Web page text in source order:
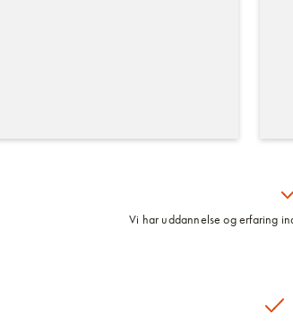
Vi har uddannelse og erfaring